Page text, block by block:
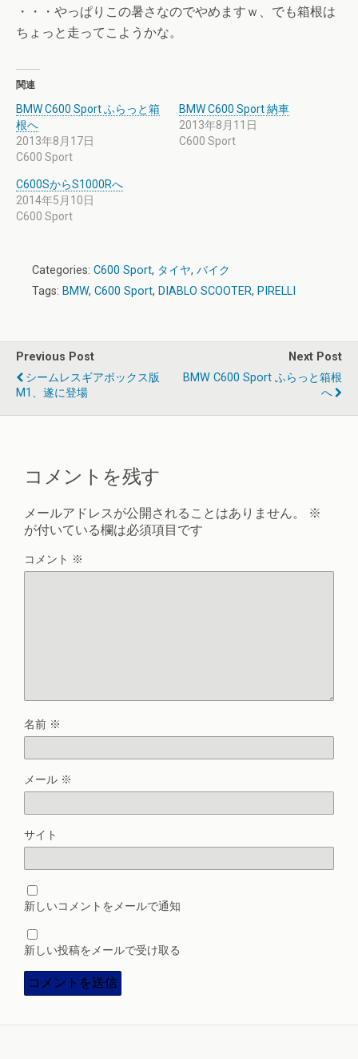
・・・やっぱりこの暑さなのでやめますｗ、でも箱根は
ちょっと走ってこようかな。
関連
BMW C600 Sport ふらっと箱
根へ
2013年8月17日
C600 Sport
BMW C600 Sport 納車
2013年8月11日
C600 Sport
C600SからS1000Rへ
2014年5月10日
C600 Sport
Categories: C600 Sport, タイヤ, バイク
Tags: BMW, C600 Sport, DIABLO SCOOTER, PIRELLI
Previous Post
シームレスギアボックス版
M1、遂に登場
Next Post
BMW C600 Sport ふらっと箱根
へ
コメントを残す
メールアドレスが公開されることはありません。
※
が付いている欄は必須項目です
コメント ※
名前 ※
メール ※
サイト
新しいコメントをメールで通知
新しい投稿をメールで受け取る